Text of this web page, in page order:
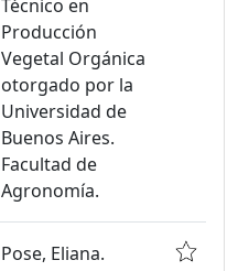
Técnico en
Producción
Vegetal Orgánica
otorgado por la
Universidad de
Buenos Aires.
Facultad de
Agronomía.
Pose, Eliana.